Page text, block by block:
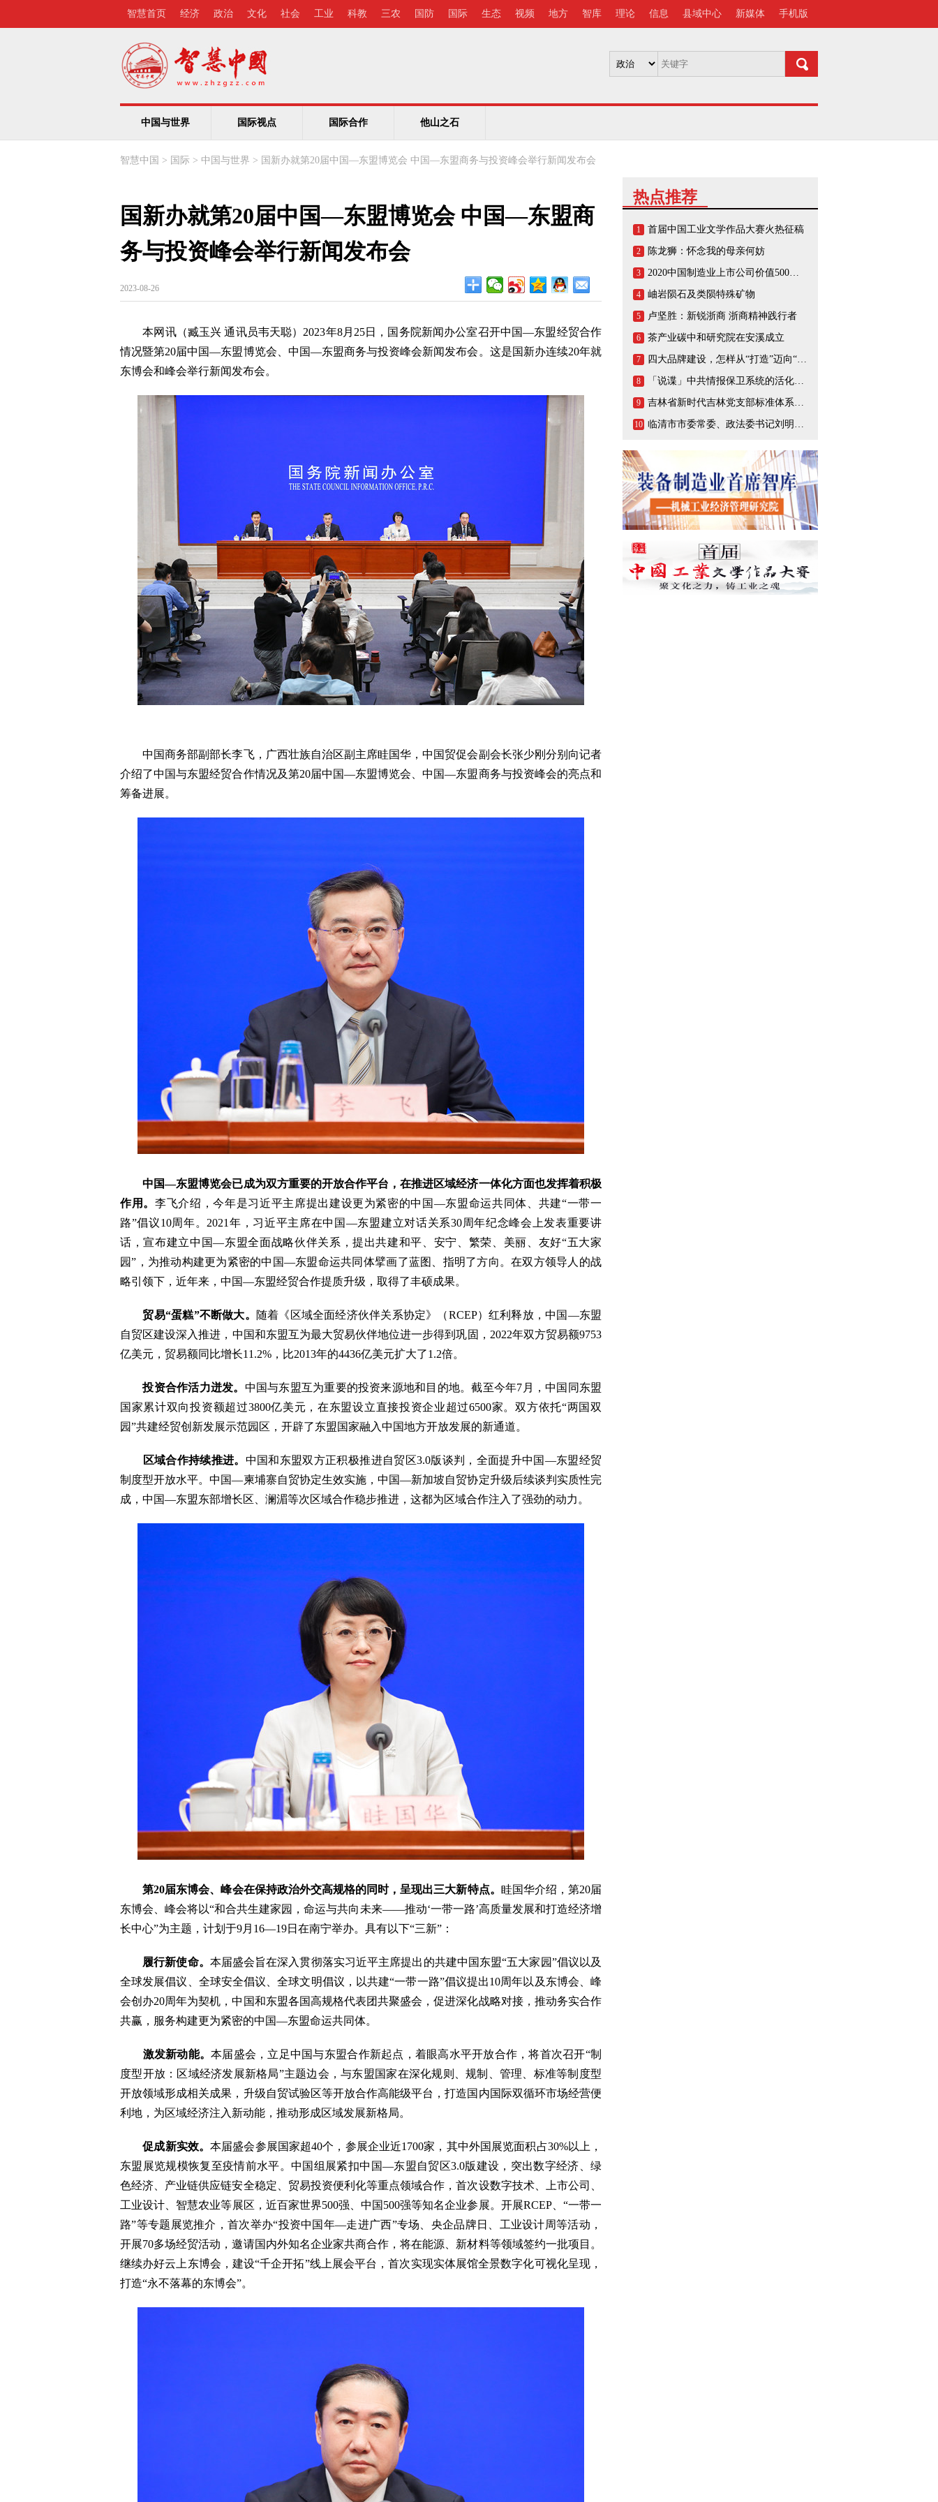
智慧首页 经济 政治 文化 社会 工业 科教 三农 国防 国际 生态 视频 地方 智库 理论 信息 县域中心 新媒体 手机版
中国与世界 国际视点 国际合作 他山之石
智慧中国 > 国际 > 中国与世界 > 国新办就第20届中国—东盟博览会 中国—东盟商务与投资峰会举行新闻发布会
国新办就第20届中国—东盟博览会 中国—东盟商
务与投资峰会举行新闻发布会
2023-08-26
本网讯（臧玉兴 通讯员韦天聪）2023年8月25日，国务院新闻办公室召开中国—东盟经贸合作
情况暨第20届中国—东盟博览会、中国—东盟商务与投资峰会新闻发布会。这是国新办连续20年就
东博会和峰会举行新闻发布会。
中国商务部副部长李飞，广西壮族自治区副主席眭国华，中国贸促会副会长张少刚分别向记者
介绍了中国与东盟经贸合作情况及第20届中国—东盟博览会、中国—东盟商务与投资峰会的亮点和
筹备进展。
中国—东盟博览会已成为双方重要的开放合作平台，在推进区域经济一体化方面也发挥着积极
作用。 李飞介绍，今年是习近平主席提出建设更为紧密的中国—东盟命运共同体、共建“一带一
路”倡议10周年。2021年，习近平主席在中国—东盟建立对话关系30周年纪念峰会上发表重要讲
话，宣布建立中国—东盟全面战略伙伴关系，提出共建和平、安宁、繁荣、美丽、友好“五大家
园”，为推动构建更为紧密的中国—东盟命运共同体擘画了蓝图、指明了方向。在双方领导人的战
略引领下，近年来，中国—东盟经贸合作提质升级，取得了丰硕成果。
贸易“蛋糕”不断做大。
随着《区域全面经济伙伴关系协定》（RCEP）红利释放，中国—东盟
自贸区建设深入推进，中国和东盟互为最大贸易伙伴地位进一步得到巩固，2022年双方贸易额9753
亿美元，贸易额同比增长11.2%，比2013年的4436亿美元扩大了1.2倍。
投资合作活力迸发。 中国与东盟互为重要的投资来源地和目的地。截至今年7月，中国同东盟
国家累计双向投资额超过3800亿美元，在东盟设立直接投资企业超过6500家。双方依托“两国双
园”共建经贸创新发展示范园区，开辟了东盟国家融入中国地方开放发展的新通道。
区域合作持续推进。 中国和东盟双方正积极推进自贸区3.0版谈判，全面提升中国—东盟经贸
制度型开放水平。中国—柬埔寨自贸协定生效实施，中国—新加坡自贸协定升级后续谈判实质性完
成，中国—东盟东部增长区、澜湄等次区域合作稳步推进，这都为区域合作注入了强劲的动力。
第20届东博会、峰会在保持政治外交高规格的同时，呈现出三大新特点。 眭国华介绍，第20届
东博会、峰会将以“和合共生建家园，命运与共向未来——推动‘一带一路’高质量发展和打造经济增
长中心”为主题，计划于9月16—19日在南宁举办。具有以下“三新”：
履行新使命。 本届盛会旨在深入贯彻落实习近平主席提出的共建中国东盟“五大家园”倡议以及
全球发展倡议、全球安全倡议、全球文明倡议，以共建“一带一路”倡议提出10周年以及东博会、峰
会创办20周年为契机，中国和东盟各国高规格代表团共聚盛会，促进深化战略对接，推动务实合作
共赢，服务构建更为紧密的中国—东盟命运共同体。
激发新动能。本届盛会，立足中国与东盟合作新起点，着眼高水平开放合作，将首次召开“制
度型开放：区域经济发展新格局”主题边会，与东盟国家在深化规则、规制、管理、标准等制度型
开放领域形成相关成果，升级自贸试验区等开放合作高能级平台，打造国内国际双循环市场经营便
利地，为区域经济注入新动能，推动形成区域发展新格局。
促成新实效。 本届盛会参展国家超40个，参展企业近1700家，其中外国展览面积占30%以上，
东盟展览规模恢复至疫情前水平。中国组展紧扣中国—东盟自贸区3.0版建设，突出数字经济、绿
色经济、产业链供应链安全稳定、贸易投资便利化等重点领域合作，首次设数字技术、上市公司、
工业设计、智慧农业等展区，近百家世界500强、中国500强等知名企业参展。开展RCEP、“一带一
路”等专题展览推介，首次举办“投资中国年—走进广西”专场、央企品牌日、工业设计周等活动，
开展70多场经贸活动，邀请国内外知名企业家共商合作，将在能源、新材料等领域签约一批项目。
继续办好云上东博会，建设“千企开拓”线上展会平台，首次实现实体展馆全景数字化可视化呈现，
打造“永不落幕的东博会”。
热点推荐
1 首届中国工业文学作品大赛火热征稿
2 陈龙狮：怀念我的母亲何妨
3 2020中国制造业上市公司价值500强榜单
4 岫岩陨石及类陨特殊矿物
5 卢坚胜：新锐浙商 浙商精神践行者
6 茶产业碳中和研究院在安溪成立
7 四大品牌建设，怎样从“打造”迈向“打响”
8 「说谍」中共情报保卫系统的活化石，一生战斗在情报战线的陈养山
9 吉林省新时代吉林党支部标准体系（BTX）建设把基层党支部打造成坚强的战斗堡垒
10 临清市市委常委、政法委书记刘明峰领导一行莅临连城智造小镇·烟店轴承产业园调研指导